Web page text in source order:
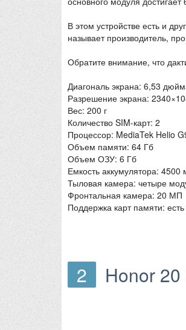
В этом устройстве есть и
называет производитель,
Обратите внимание, что
Диагональ экрана: 6,53
Разрешение экрана:
Вес: 200 г
Количество SIM-карт: 2
Процессор: MediaTek Helio
Объем памяти: 64 Гб
Объем ОЗУ: 6 Гб
Емкость аккумулятора: 4500
Тыловая камера: четыре
Фронтальная камера: 20 МП
Поддержка карт памяти: есть
2 Honor 20